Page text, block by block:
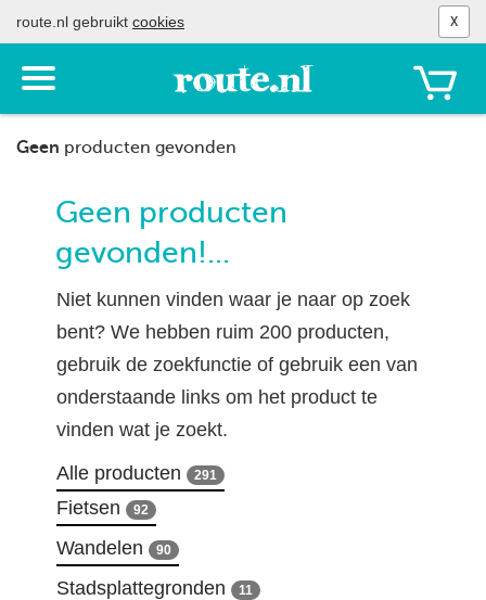
route.nl gebruikt cookies X
Toon
het
menu
Geen producten gevonden
Geen producten
gevonden!...
Niet kunnen vinden waar je naar op zoek
bent? We hebben ruim 200 producten,
gebruik de zoekfunctie of gebruik een van
onderstaande links om het product te
vinden wat je zoekt.
Alle producten 291
Fietsen 92
Wandelen 90
Stadsplattegronden 11